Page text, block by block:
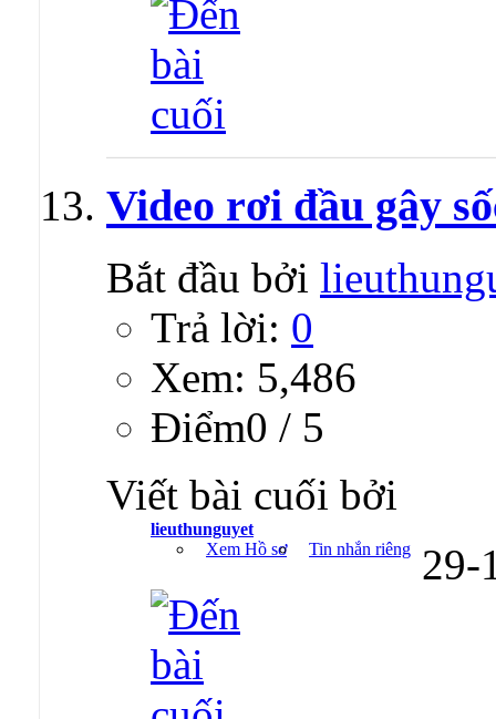
Video rơi đầu gây
Bắt đầu bởi
Trả lời: 0
Xem: 5,486
Ðiểm0 / 5
Viết bài cuối bởi
lieuthunguyet
Xem Hồ sơ
Tin nhắn riêng 29-